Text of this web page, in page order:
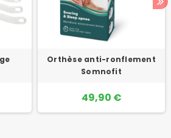
Orthèse anti-ronflement
Somnofit
49,90 €